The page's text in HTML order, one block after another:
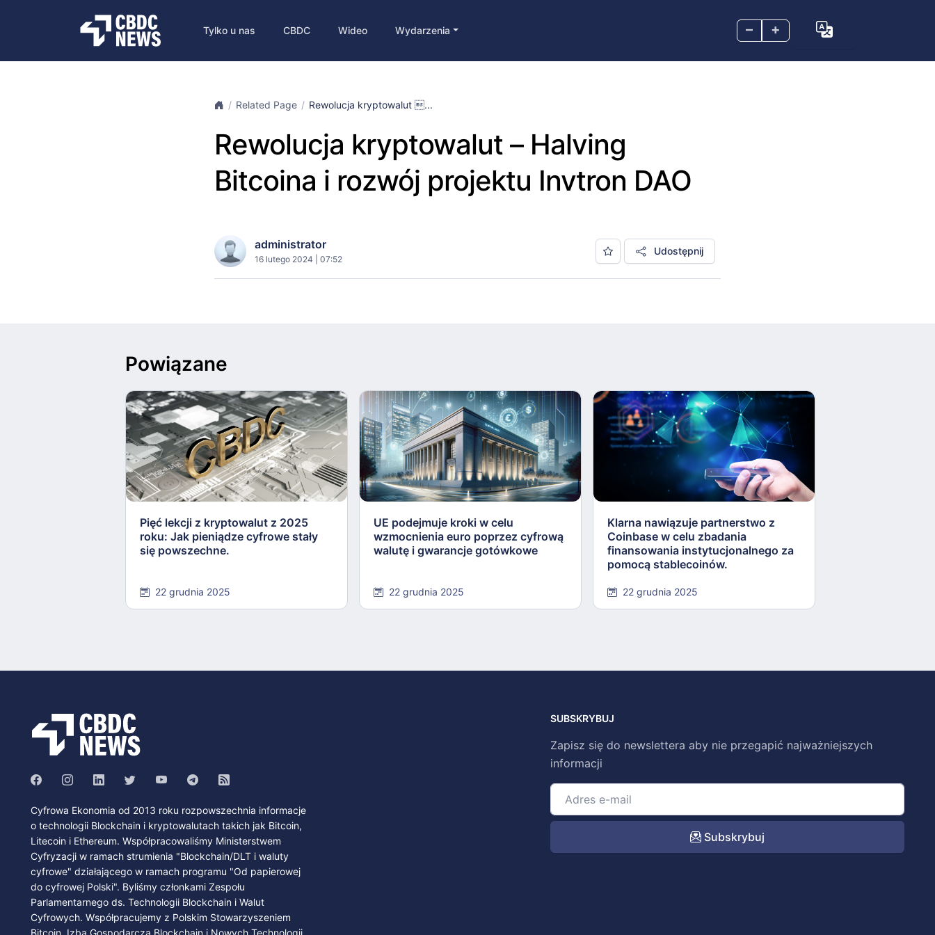
– +
Tylko u nas CBDC Wideo Wydarzenia
Related Page Rewolucja kryptowalut ...
Rewolucja kryptowalut – Halving
Bitcoina i rozwój projektu Invtron DAO
administrator
16 lutego 2024 | 07:52
Udostępnij
Powiązane
Pięć lekcji z kryptowalut z 2025
roku: Jak pieniądze cyfrowe stały
się powszechne.
22 grudnia 2025
UE podejmuje kroki w celu
wzmocnienia euro poprzez cyfrową
walutę i gwarancje gotówkowe
22 grudnia 2025
Klarna nawiązuje partnerstwo z
Coinbase w celu zbadania
finansowania instytucjonalnego za
pomocą stablecoinów.
22 grudnia 2025
Cyfrowa Ekonomia od 2013 roku rozpowszechnia informacje
o technologii Blockchain i kryptowalutach takich jak Bitcoin,
Litecoin i Ethereum. Współpracowaliśmy Ministerstwem
Cyfryzacji w ramach strumienia "Blockchain/DLT i waluty
cyfrowe" działającego w ramach programu "Od papierowej
do cyfrowej Polski". Byliśmy członkami Zespołu
Parlamentarnego ds. Technologii Blockchain i Walut
Cyfrowych. Współpracujemy z Polskim Stowarzyszeniem
Bitcoin, Izbą Gospodarczą Blockchain i Nowych Technologii
SUBSKRYBUJ
Zapisz się do newslettera aby nie przegapić najważniejszych
informacji
Subskrybuj